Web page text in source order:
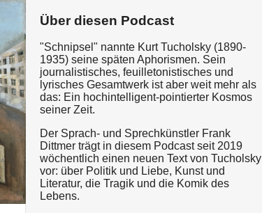
Über diesen Podcast
"Schnipsel" nannte Kurt Tucholsky (1890-
1935) seine späten Aphorismen. Sein
journalistisches, feuilletonistisches und
lyrisches Gesamtwerk ist aber weit mehr als
das: Ein hochintelligent-pointierter Kosmos
seiner Zeit.
Der Sprach- und Sprechkünstler Frank
Dittmer trägt in diesem Podcast seit 2019
wöchentlich einen neuen Text von Tucholsky
vor: über Politik und Liebe, Kunst und
Literatur, die Tragik und die Komik des
Lebens.